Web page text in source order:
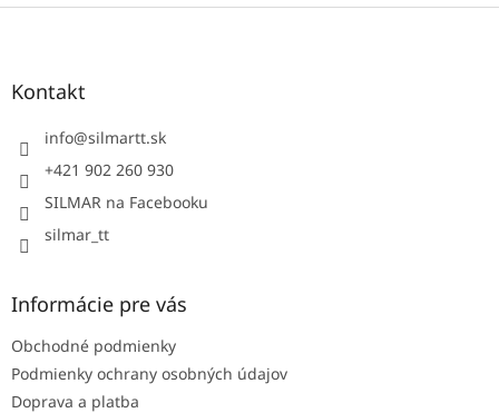
Z
Kontakt
info@silmartt.sk
+421 902 260 930
SILMAR na Facebooku
silmar_tt
Informácie pre vás
Obchodné podmienky
Podmienky ochrany osobných údajov
Doprava a platba